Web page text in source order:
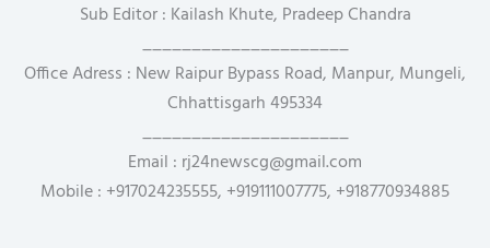
Sub Editor : Kailash Khute, Pradeep Chandra
_____________________
Office Adress : New Raipur Bypass Road, Manpur, Mungeli,
Chhattisgarh 495334
_____________________
Email : rj24newscg@gmail.com
Mobile : +917024235555, +919111007775, +918770934885